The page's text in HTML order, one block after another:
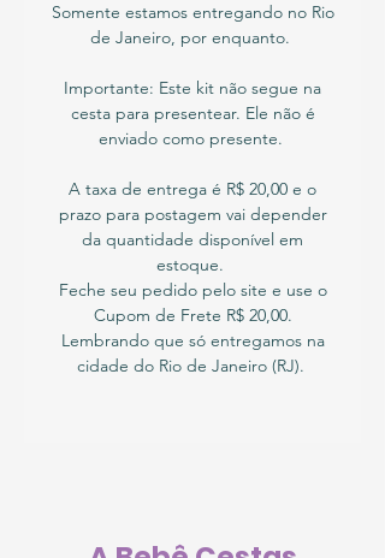
Somente estamos entregando no Rio
de Janeiro, por enquanto.
Importante: Este kit não segue na
cesta para presentear. Ele não é
enviado como presente.
A taxa de entrega é R$ 20,00 e o
prazo para postagem vai depender
da quantidade disponível em
estoque.
Feche seu pedido pelo site e use o
Cupom de Frete R$ 20,00.
Lembrando que só entregamos na
cidade do Rio de Janeiro (RJ).